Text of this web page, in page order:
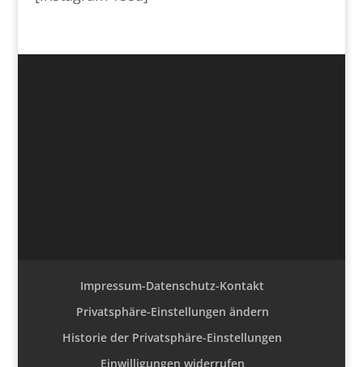
Impressum-Datenschutz-Kontakt
Privatsphäre-Einstellungen ändern
Historie der Privatsphäre-Einstellungen
Einwilligungen widerrufen